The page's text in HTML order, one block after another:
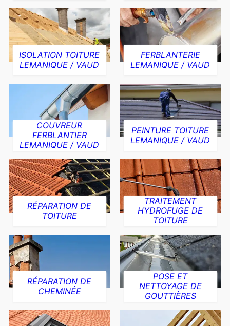
ISOLATION TOITURE
LEMANIQUE / VAUD
FERBLANTERIE
LEMANIQUE / VAUD
COUVREUR
FERBLANTIER
LEMANIQUE / VAUD
PEINTURE TOITURE
LEMANIQUE / VAUD
RÉPARATION DE
TOITURE
TRAITEMENT
HYDROFUGE DE
TOITURE
RÉPARATION DE
CHEMINÉE
POSE ET
NETTOYAGE DE
GOUTTIÈRES